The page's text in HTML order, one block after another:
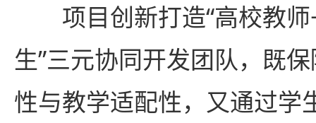
项目创新打造“高校教
生”三元协同开发团队，既
性与教学适配性，又通过学